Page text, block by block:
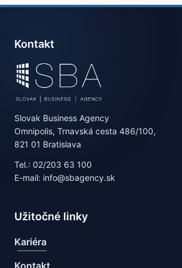
Kontakt
Slovak Business Agency
Omnipolis, Trnavská cesta 486/100,
821 01 Bratislava
Tel.: 02/203 63 100
E-mail: info@sbagency.sk
Užitočné linky
Kariéra